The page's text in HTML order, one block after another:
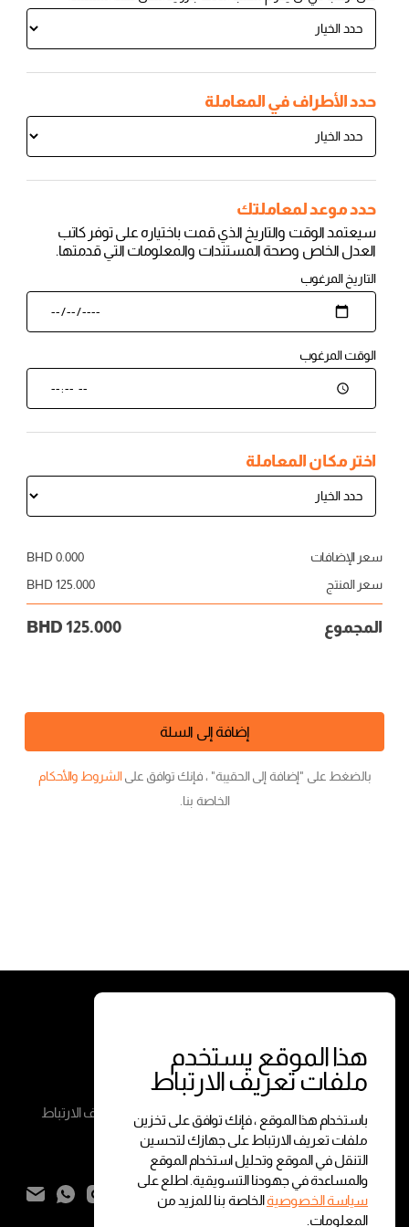
هذا الموقع يستخدم
ملفات تعريف الارتباط
باستخدام هذا الموقع ، فإنك توافق على تخزين
ملفات تعريف الارتباط على جهازك لتحسين
التنقل في الموقع وتحليل استخدام الموقع
والمساعدة في جهودنا التسويقية. اطلع على
سياسة الخصوصيةالخاصة بنا للمزيد من
المعلومات.
زيارة المتجر
حدد الأطراف في المعاملة
حدد موعد لمعاملتك
سيعتمد الوقت والتاريخ الذي قمت باختياره على توفر كاتب
العدل الخاص وصحة المستندات والمعلومات التي قدمتها.
التاريخ المرغوب
الوقت المرغوب
اختر مكان المعاملة
سعر الإضافات 0.000
BHD
سعر المنتج
125.000
BHD
المجموع 125.000
BHD
إضافة إلى السلة
بالضغط على "إضافة إلى الحقيبة" ، فإنك توافق علىالشروط والأحكام
الخاصة بنا.
تواصل معنا
سياسة الخصوصية
سياسة ملفات تعريف الارتباط
معاملات الفورية
معاملات حسب الطلب